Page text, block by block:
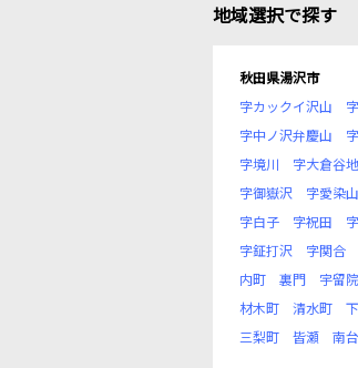
地域選択で探す
秋田県湯沢市
字カックイ沢山
字中ノ沢弁慶山
字境川
字大倉谷地
字御嶽沢
字愛染山
字白子
字祝田
字鉦打沢
字関合
内町
裏門 宇留
材木町
清水町
三梨町
皆瀬 南台